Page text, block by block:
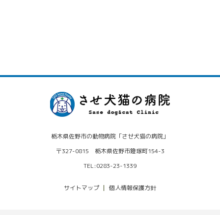
栃木県佐野市の動物病院「させ犬猫の病院」
〒327-0815 栃木県佐野市鐙塚町154-3
TEL:0283-23-1339
サイトマップ 個人情報保護方針